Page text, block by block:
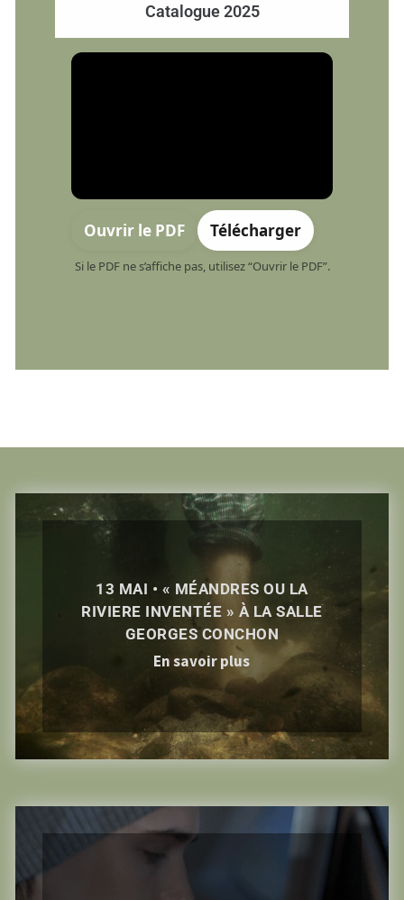
Catalogue 2025
Ouvrir le PDF Télécharger
Si le PDF ne s’affiche pas, utilisez “Ouvrir le PDF”.
13 MAI • « MÉANDRES OU LA
RIVIERE INVENTÉE » À LA SALLE
GEORGES CONCHON
En savoir plus